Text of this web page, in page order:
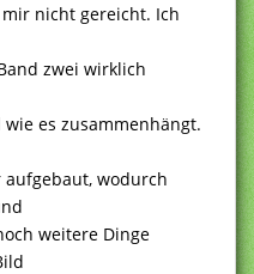
nicht gereicht. Ich
zwei wirklich
es zusammenhängt.
wodurch
weitere Dinge